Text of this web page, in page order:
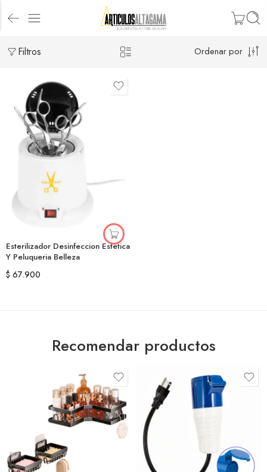
Filtros Ordenar por
Esterilizador Desinfeccion Estetica
Y Peluqueria Belleza
$ 67.900
Recomendar productos